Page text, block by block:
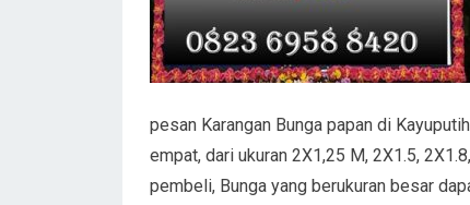
pesan Karangan Bunga papan di
empat, dari ukuran 2X1,25 M, 2X1.5,
pembeli, Bunga yang berukuran besar